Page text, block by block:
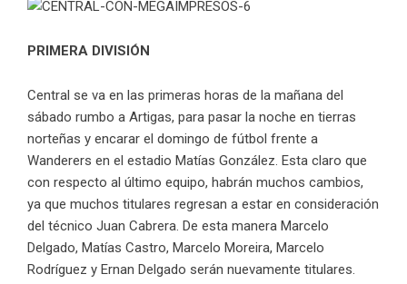
PRIMERA DIVISIÓN
Central se va en las primeras horas de la mañana del
sábado rumbo a Artigas, para pasar la noche en tierras
norteñas y encarar el domingo de fútbol frente a
Wanderers en el estadio Matías González. Esta claro que
con respecto al último equipo, habrán muchos cambios,
ya que muchos titulares regresan a estar en consideración
del técnico Juan Cabrera. De esta manera Marcelo
Delgado, Matías Castro, Marcelo Moreira, Marcelo
Rodríguez y Ernan Delgado serán nuevamente titulares.